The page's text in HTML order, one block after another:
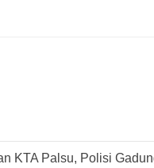
KTA Palsu, Polisi